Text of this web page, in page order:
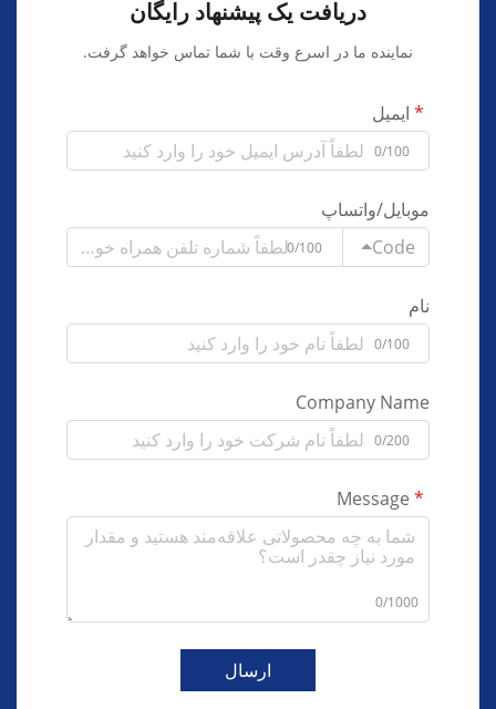
دریافت یک پیشنهاد رایگان
نماینده ما در اسرع وقت با شما تماس خواهد گرفت.
ایمیل
0/100
موبایل/واتساپ
Code
0/100
نام
0/100
Company Name
0/200
0/1000
ارسال